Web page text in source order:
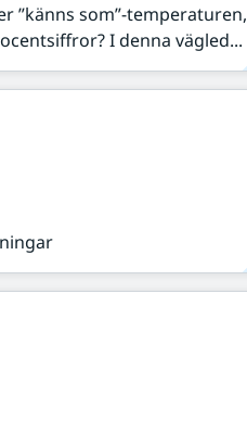
”känns som”-temperaturen,
I denna vägled...